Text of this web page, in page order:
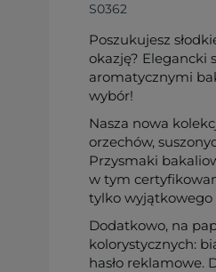
S0362
Poszukujesz
okazję? Elegancki
aromatycznymi
wybór!
Nasza nowa
orzechów,
Przysmaki
w tym
tylko wyjątkowego
Dodatkowo, na
kolorystycznych:
hasło reklamowe.